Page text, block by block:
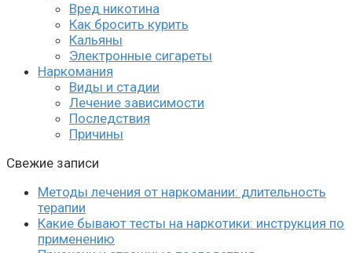
Вред никотина
Как бросить курить
Кальяны
Электронные сигареты
Наркомания
Виды и стадии
Лечение зависимости
Последствия
Причины
Свежие записи
Методы лечения от наркомании: длительность
терапии
Какие бывают тесты на наркотики: инструкция по
применению